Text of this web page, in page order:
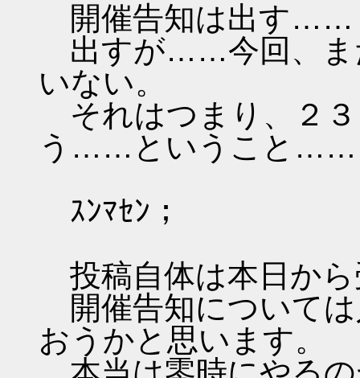
開催告知は出す……
出すが……今回、ま
いない。
それはつまり、２
う……ということ……
ｽﾝﾏｾﾝ；
投稿自体は本日か
開催告知について
おうかと思います。